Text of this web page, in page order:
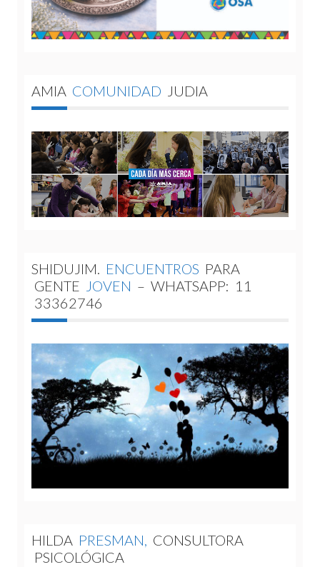
AMIA COMUNIDAD JUDIA
SHIDUJIM. ENCUENTROS PARA
GENTE JOVEN – WHATSAPP: 11
33362746
HILDA PRESMAN, CONSULTORA
PSICOLÓGICA